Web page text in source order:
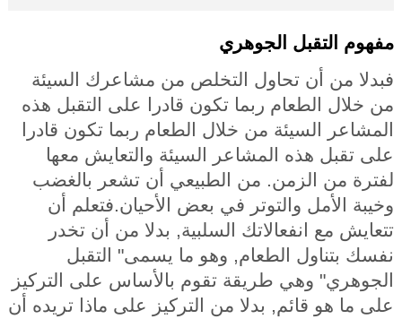
مفهوم التقبل الجوهري
فبدلا من أن تحاول التخلص من مشاعرك السيئة
من خلال الطعام ربما تكون قادرا على التقبل هذه
المشاعر السيئة من خلال الطعام ربما تكون قادرا
على تقبل هذه المشاعر السيئة والتعايش معها
لفترة من الزمن. من الطبيعي أن تشعر بالغضب
وخيبة الأمل والتوتر في بعض الأحيان.فتعلم أن
تتعايش مع انفعالاتك السلبية, بدلا من أن تخدر
نفسك بتناول الطعام, وهو ما يسمى" التقبل
الجوهري" وهي طريقة تقوم بالأساس على التركيز
على ما هو قائم, بدلا من التركيز على ماذا تريده أن